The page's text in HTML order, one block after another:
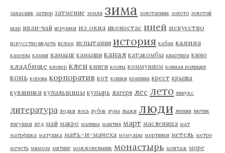
запасник затвор затмение земля зима золотарник золото золотой
шар иван-чай игрушки из окна иконостас иней искусство
искусство видеть ислам испытания история кабан калина
камеры камни камыш камыши канал катакомбы квартира кино
кладбище клевер клен книги козлы коммунизм конная полиция
конь корова корпоратив кот кошки крапива крест крыша
кувшинки купальщицы купырь лагеря лес лето линукс
литература лодки лось лубок луна лыжи люди люпин лютик
лягушки лёд май макро малина мантия март масленица мат
матрёшка матушка мать-и-мачеха мемуары мертвяки метель метро
мечеть мимоза митинг можжевельник монастырь монтаж море